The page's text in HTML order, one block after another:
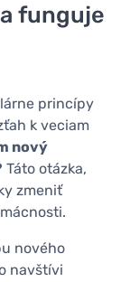
funguje
princípy
k veciam
nový
Táto otázka,
zmeniť
nového
navštívi